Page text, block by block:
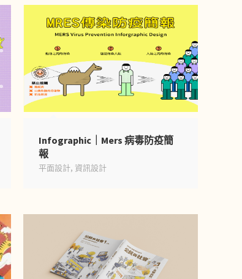
Infographic｜Mers 病毒防疫簡
報
平面設計, 資訊設計